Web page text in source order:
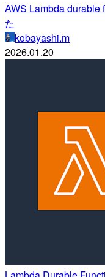
AWS Lambda durable
た
kobayashi.m
2026.01.20